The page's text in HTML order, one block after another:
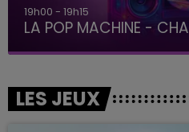
19h00 - 19h15
LA POP MACHINE -
LES JEUX